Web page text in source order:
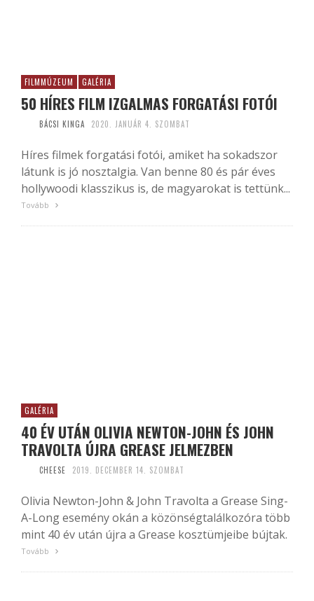
FILMMÚZEUM GALÉRIA
50 HÍRES FILM IZGALMAS FORGATÁSI FOTÓI
BÁCSI KINGA 2020. JANUÁR 4. SZOMBAT
Híres filmek forgatási fotói, amiket ha sokadszor
látunk is jó nosztalgia. Van benne 80 és pár éves
hollywoodi klasszikus is, de magyarokat is tettünk...
Tovább
GALÉRIA
40 ÉV UTÁN OLIVIA NEWTON-JOHN ÉS JOHN
TRAVOLTA ÚJRA GREASE JELMEZBEN
CHEESE 2019. DECEMBER 14. SZOMBAT
Olivia Newton-John & John Travolta a Grease Sing-
A-Long esemény okán a közönségtalálkozóra több
mint 40 év után újra a Grease kosztümjeibe bújtak.
Tovább